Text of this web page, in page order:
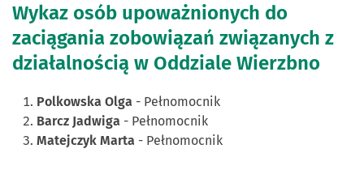
Wykaz osób upoważnionych do
zaciągania zobowiązań związanych z
działalnością w Oddziale Wierzbno
Polkowska Olga - Pełnomocnik
Barcz Jadwiga - Pełnomocnik
Matejczyk Marta - Pełnomocnik